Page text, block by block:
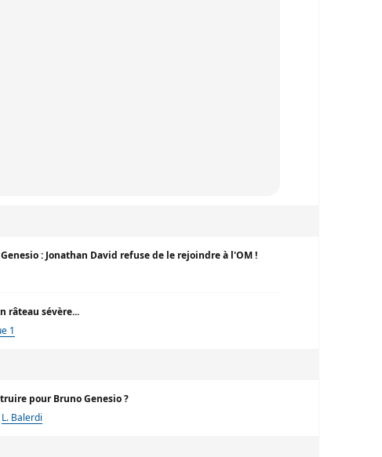
: Jonathan David refuse de le rejoindre à l'OM !
râteau sévère...
1
pour Bruno Genesio ?
L. Balerdi